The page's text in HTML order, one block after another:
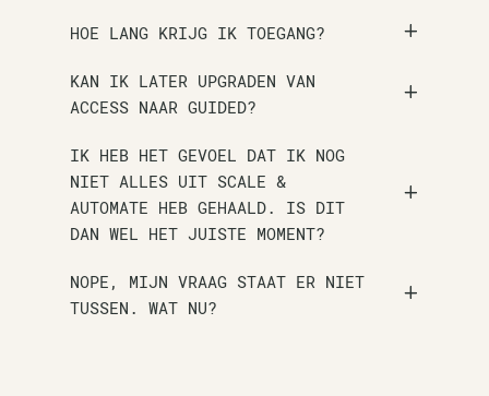
HOE LANG KRIJG IK TOEGANG?
KAN IK LATER UPGRADEN VAN
ACCESS NAAR GUIDED?
IK HEB HET GEVOEL DAT IK NOG
NIET ALLES UIT SCALE &
AUTOMATE HEB GEHAALD. IS DIT
DAN WEL HET JUISTE MOMENT?
NOPE, MIJN VRAAG STAAT ER NIET
TUSSEN. WAT NU?